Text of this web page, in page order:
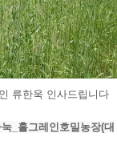
류한욱 인사드립니다
_홀그레인호밀농장(대